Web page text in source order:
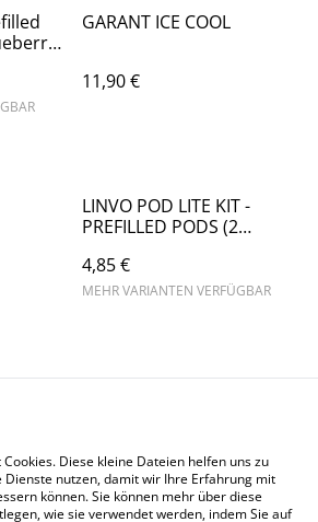
GARANT ICE COOL
11,90 €
LINVO POD LITE KIT -
PREFILLED PODS (2
WATERMELON - 20MG/ML
// STEUERWARE
4,85 €
MEHR VARIANTEN VERFÜGBAR
Us
Legal Terms
Cookie Policy
Diese kleine Dateien helfen uns zu
Dienste nutzen, damit wir Ihre Erfahrung mit
können. Sie können mehr über diese
wie sie verwendet werden, indem Sie auf